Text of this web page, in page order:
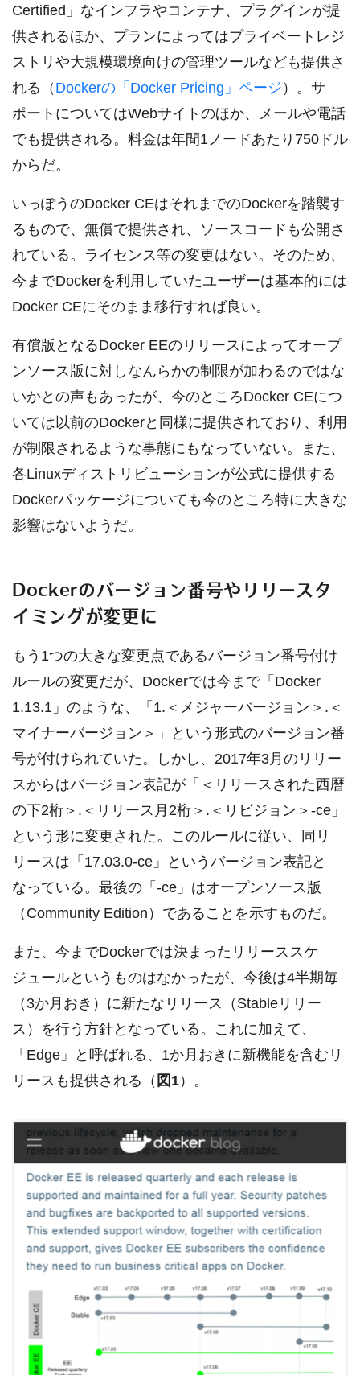
Certified」なインフラやコンテナ、プラグインが提
供されるほか、プランによってはプライベートレジ
ストリや大規模環境向けの管理ツールなども提供さ
れる（ Dockerの「Docker Pricing」ページ ）。サ
ポートについてはWebサイトのほか、メールや電話
でも提供される。料金は年間1ノードあたり750ドル
からだ。
いっぽうのDocker CEはそれまでのDockerを踏襲す
るもので、無償で提供され、ソースコードも公開さ
れている。ライセンス等の変更はない。そのため、
今までDockerを利用していたユーザーは基本的には
Docker CEにそのまま移行すれば良い。
有償版となるDocker EEのリリースによってオープ
ンソース版に対しなんらかの制限が加わるのではな
いかとの声もあったが、今のところDocker CEにつ
いては以前のDockerと同様に提供されており、利用
が制限されるような事態にもなっていない。また、
各Linuxディストリビューションが公式に提供する
Dockerパッケージについても今のところ特に大きな
影響はないようだ。
Dockerのバージョン番号やリリースタ
イミングが変更に
もう1つの大きな変更点であるバージョン番号付け
ルールの変更だが、Dockerでは今まで「Docker
1.13.1」のような、「1.＜メジャーバージョン＞.＜
マイナーバージョン＞」という形式のバージョン番
号が付けられていた。しかし、2017年3月のリリー
スからはバージョン表記が「＜リリースされた西暦
の下2桁＞.＜リリース月2桁＞.＜リビジョン＞-ce」
という形に変更された。このルールに従い、同リ
リースは「17.03.0-ce」というバージョン表記と
なっている。最後の「-ce」はオープンソース版
（Community Edition）であることを示すものだ。
また、今までDockerでは決まったリリーススケ
ジュールというものはなかったが、今後は4半期毎
（3か月おき）に新たなリリース（Stableリリー
ス）を行う方針となっている。これに加えて、
「Edge」と呼ばれる、1か月おきに新機能を含むリ
リースも提供される（ 図1）。